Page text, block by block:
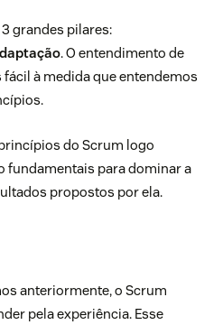
grandes pilares:
. O entendimento de
à medida que entendemos
do Scrum logo
fundamentais para dominar a
propostos por ela.
anteriormente, o Scrum
pela experiência. Esse